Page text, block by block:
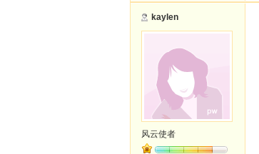
kaylen
风云使者